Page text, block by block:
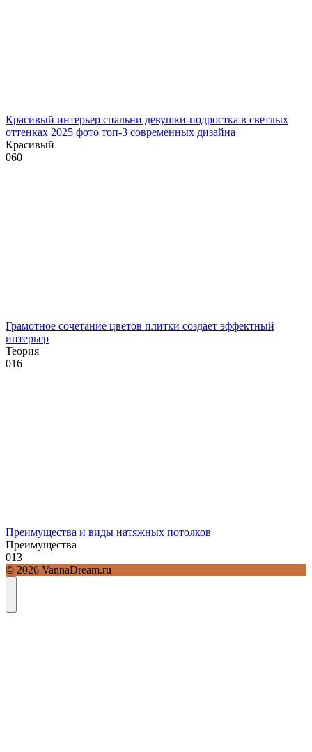
Красивый интерьер спальни девушки-подростка в светлых
оттенках 2025 фото топ-3 современных дизайна
Красивый
060
Грамотное сочетание цветов плитки создает эффектный
интерьер
Теория
016
Преимущества и виды натяжных потолков
Преимущества
013
© 2026 VannaDream.ru